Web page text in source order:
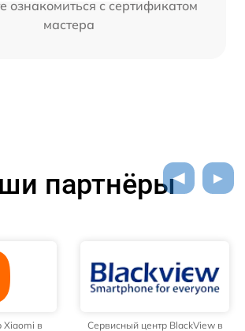
ознакомиться с сертификатом
мастера
партнёры
Xiaomi в
Сервисный центр BlackView в